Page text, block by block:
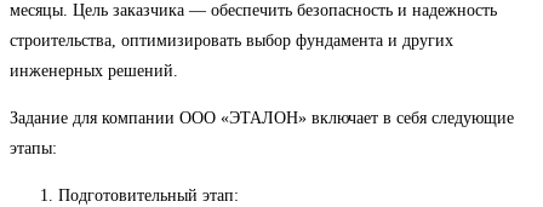
месяцы. Цель заказчика — обеспечить безопасность и надежность
строительства, оптимизировать выбор фундамента и других
инженерных решений.
Задание для компании ООО «ЭТАЛОН» включает в себя следующие
этапы:
Подготовительный этап: